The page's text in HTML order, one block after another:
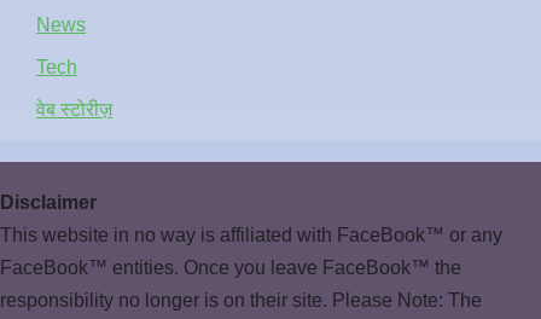
News
Tech
वेब स्टोरीज़
Disclaimer
This website in no way is affiliated with FaceBook™ or any
FaceBook™ entities. Once you leave FaceBook™ the
responsibility no longer is on their site. Please Note: The